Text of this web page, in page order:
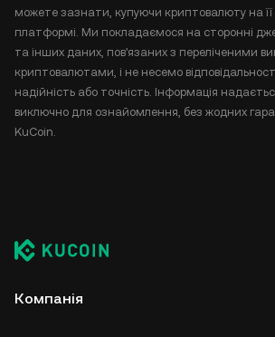
можете зазнати, купуючи криптовалюту на її
платформі. Ми покладаємося на сторонні
та інших даних, пов'язаних з переліченими
криптовалютами, і не несемо
надійність або точність. Інформація
виключно для ознайомлення, без жодних
KuCoin.
Компанія